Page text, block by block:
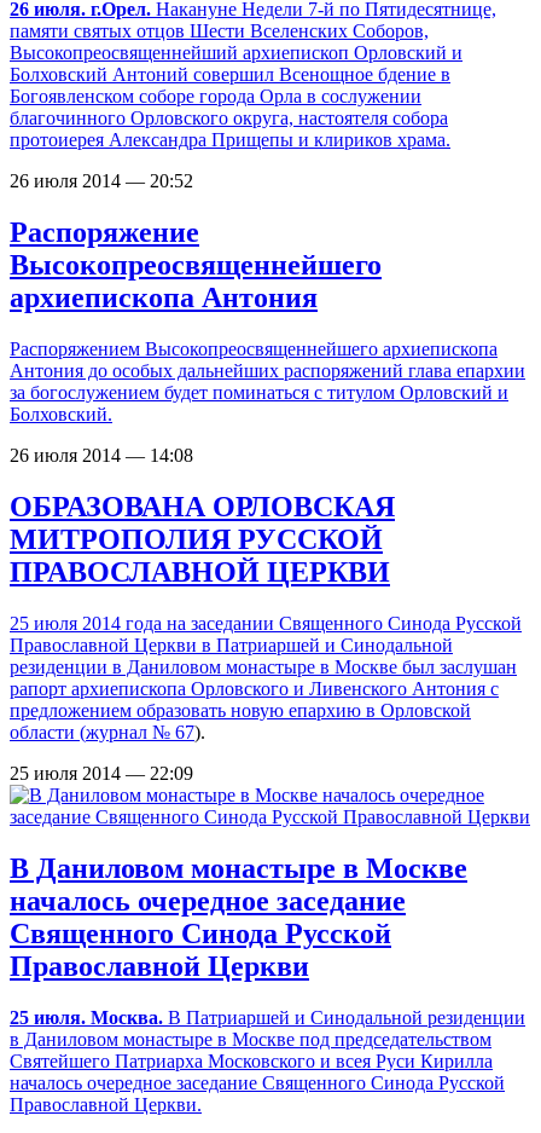
26 июля. г.Орел. Накануне Недели 7-й по Пятидесятнице,
памяти святых отцов Шести Вселенских Соборов,
Высокопреосвященнейший архиепископ Орловский и
Болховский Антоний совершил Всенощное бдение в
Богоявленском соборе города Орла в сослужении
благочинного Орловского округа, настоятеля собора
протоиерея Александра Прищепы и клириков храма.
26 июля 2014 — 20:52
Распоряжение
Высокопреосвященнейшего
архиепископа Антония
Распоряжением Высокопреосвященнейшего архиепископа
Антония до особых дальнейших распоряжений глава епархии
за богослужением будет поминаться с титулом Орловский и
Болховский.
26 июля 2014 — 14:08
ОБРАЗОВАНА ОРЛОВСКАЯ
МИТРОПОЛИЯ РУССКОЙ
ПРАВОСЛАВНОЙ ЦЕРКВИ
25 июля 2014 года на заседании Священного Синода Русской
Православной Церкви в Патриаршей и Синодальной
резиденции в Даниловом монастыре в Москве был заслушан
рапорт архиепископа Орловского и Ливенского Антония с
предложением образовать новую епархию в Орловской
области (журнал № 67).
25 июля 2014 — 22:09
В Даниловом монастыре в Москве
началось очередное заседание
Священного Синода Русской
Православной Церкви
25 июля. Москва. В Патриаршей и Синодальной резиденции
в Даниловом монастыре в Москве под председательством
Святейшего Патриарха Московского и всея Руси Кирилла
началось очередное заседание Священного Синода Русской
Православной Церкви.